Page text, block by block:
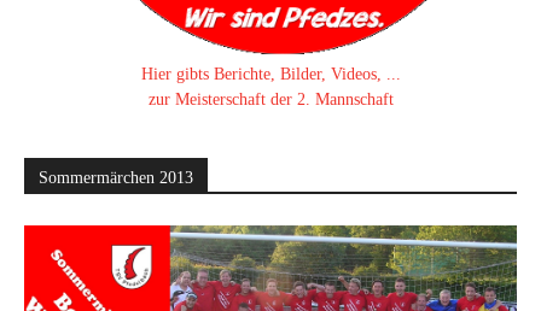
Hier gibts Berichte, Bilder, Videos, ...
zur Meisterschaft der 2. Mannschaft
Sommermärchen 2013